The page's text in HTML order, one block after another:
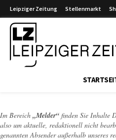
Leipziger Zeitung Stellenmarkt
Im Bereich „Melder“ finden Sie Inhalte
also um aktuelle, redaktionell nicht
genannten Absender außerhalb unseres